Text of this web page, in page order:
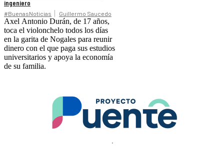
ingeniero
#BuenasNoticias Guillermo Saucedo
Axel Antonio Durán, de 17 años,
toca el violonchelo todos los días
en la garita de Nogales para reunir
dinero con el que paga sus estudios
universitarios y apoya la economía
de su familia.
.